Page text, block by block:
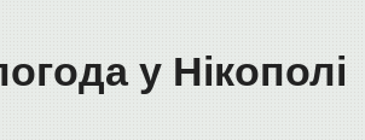
у Нікополі